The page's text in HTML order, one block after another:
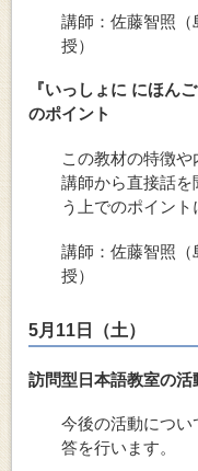
講師：佐藤智照
授）
『いっしょに にほん
のポイント
この教材の特徴
講師から直接話
う上でのポイント
講師：佐藤智照
授）
5月11日（土）
訪問型日本語教室の
今後の活動につ
答を行います。